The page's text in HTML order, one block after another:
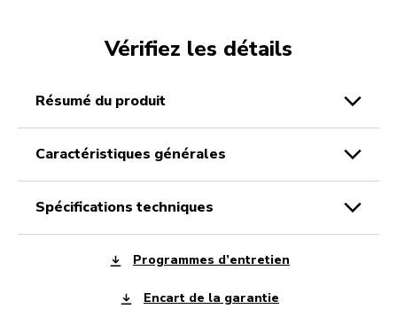
Vérifiez les détails
résumé du produit
caractéristiques générales
spécifications techniques
Programmes d’entretien
Encart de la garantie